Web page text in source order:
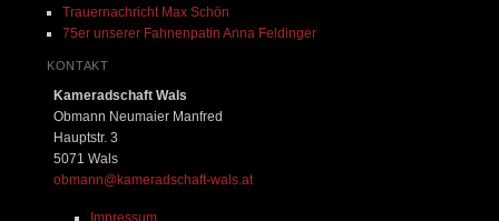
Trauernachricht Max Schön
75er unserer Fahnenpatin Anna Feldinger
KONTAKT
Kameradschaft Wals
Obmann Neumaier Manfred
Hauptstr. 3
5071 Wals
obmann@kameradschaft-wals.at
Impressum